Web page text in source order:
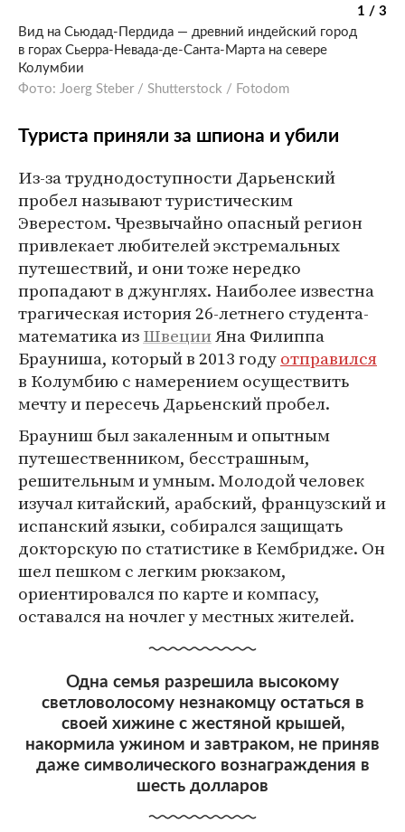
1 / 3
Вид на Сьюдад-Пердида — древний индейский город
в горах Сьерра-Невада-де-Санта-Марта на севере
Колумбии
Фото: Joerg Steber / Shutterstock / Fotodom
Туриста приняли за шпиона и убили
Из-за труднодоступности Дарьенский
пробел называют туристическим
Эверестом. Чрезвычайно опасный регион
привлекает любителей экстремальных
путешествий, и они тоже нередко
пропадают в джунглях. Наиболее известна
трагическая история 26-летнего студента-
математика изШвецииЯна Филиппа
Брауниша, который в 2013 годуотправился
в Колумбию с намерением осуществить
мечту и пересечь Дарьенский пробел.
Брауниш был закаленным и опытным
путешественником, бесстрашным,
решительным и умным. Молодой человек
изучал китайский, арабский, французский и
испанский языки, собирался защищать
докторскую по статистике в Кембридже. Он
шел пешком с легким рюкзаком,
ориентировался по карте и компасу,
оставался на ночлег у местных жителей.
Одна семья разрешила высокому
светловолосому незнакомцу остаться в
своей хижине с жестяной крышей,
накормила ужином и завтраком, не приняв
даже символического вознаграждения в
шесть долларов